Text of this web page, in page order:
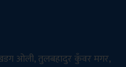
ओली, तुलबहादुर कुँवर मगर,